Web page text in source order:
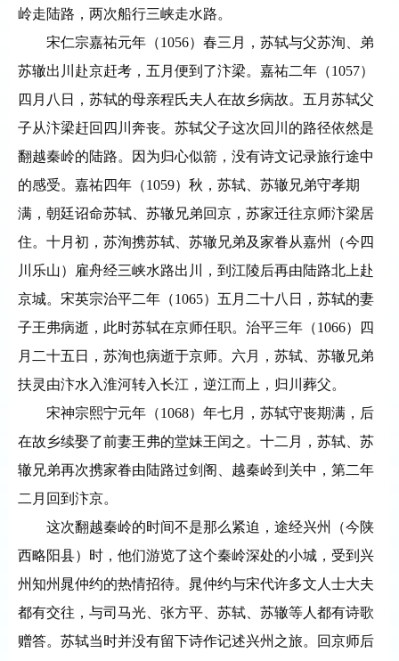
岭走陆路，两次船行三峡走水路。
宋仁宗嘉祐元年（1056）春三月，苏轼与父苏洵、弟
苏辙出川赴京赶考，五月便到了汴梁。嘉祐二年（1057）
四月八日，苏轼的母亲程氏夫人在故乡病故。五月苏轼父
子从汴梁赶回四川奔丧。苏轼父子这次回川的路径依然是
翻越秦岭的陆路。因为归心似箭，没有诗文记录旅行途中
的感受。嘉祐四年（1059）秋，苏轼、苏辙兄弟守孝期
满，朝廷诏命苏轼、苏辙兄弟回京，苏家迁往京师汴梁居
住。十月初，苏洵携苏轼、苏辙兄弟及家眷从嘉州（今四
川乐山）雇舟经三峡水路出川，到江陵后再由陆路北上赴
京城。宋英宗治平二年（1065）五月二十八日，苏轼的妻
子王弗病逝，此时苏轼在京师任职。治平三年（1066）四
月二十五日，苏洵也病逝于京师。六月，苏轼、苏辙兄弟
扶灵由汴水入淮河转入长江，逆江而上，归川葬父。
宋神宗熙宁元年（1068）年七月，苏轼守丧期满，后
在故乡续娶了前妻王弗的堂妹王闰之。十二月，苏轼、苏
辙兄弟再次携家眷由陆路过剑阁、越秦岭到关中，第二年
二月回到汴京。
这次翻越秦岭的时间不是那么紧迫，途经兴州（今陕
西略阳县）时，他们游览了这个秦岭深处的小城，受到兴
州知州晁仲约的热情招待。晁仲约与宋代许多文人士大夫
都有交往，与司马光、张方平、苏轼、苏辙等人都有诗歌
赠答。苏轼当时并没有留下诗作记述兴州之旅。回京师后